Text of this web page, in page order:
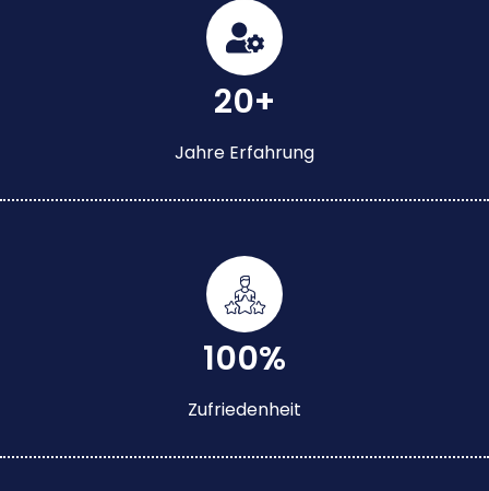
20+
Jahre Erfahrung
100%
Zufriedenheit